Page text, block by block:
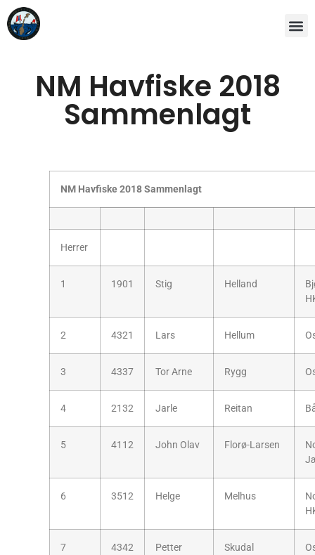
NM Havfiske 2018
Sammenlagt
NM Havfiske 2018 Sammenlagt
Herrer
1 1901 Stig Helland
2 4321 Lars Hellum
3 4337 Tor Arne Rygg
4 2132 Jarle Reitan
5 4112 John Olav Florø-Larsen
6 3512 Helge Melhus
7 4342 Petter Skudal